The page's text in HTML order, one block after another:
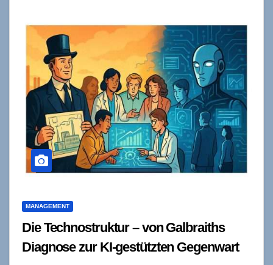
MANAGEMENT
Die Technostruktur – von Galbraiths
Diagnose zur KI-gestützten Gegenwart